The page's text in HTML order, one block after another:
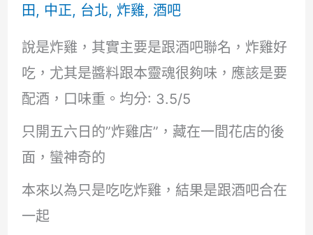
田 , 中正, 台北, 炸雞, 酒吧
說是炸雞，其實主要是跟酒吧聯名，炸雞好
吃，尤其是醬料跟本靈魂很夠味，應該是要
配酒，口味重。均分: 3.5/5
只開五六日的”炸雞店”，藏在一間花店的後
面，蠻神奇的
本來以為只是吃吃炸雞，結果是跟酒吧合在
一起